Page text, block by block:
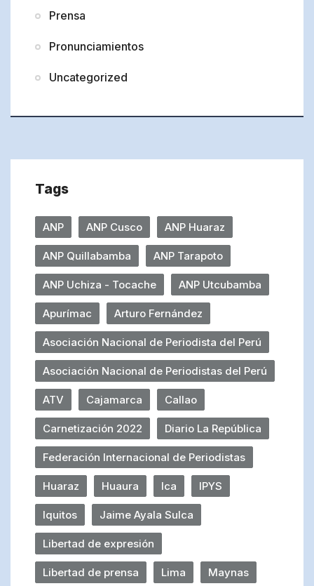
Prensa
Pronunciamientos
Uncategorized
Tags
ANP ANP Cusco ANP Huaraz
ANP Quillabamba ANP Tarapoto
ANP Uchiza - Tocache ANP Utcubamba
Apurímac Arturo Fernández
Asociación Nacional de Periodista del Perú
Asociación Nacional de Periodistas del Perú
ATV Cajamarca Callao
Carnetización 2022 Diario La República
Federación Internacional de Periodistas
Huaraz Huaura Ica IPYS
Iquitos Jaime Ayala Sulca
Libertad de expresión
Libertad de prensa Lima Maynas